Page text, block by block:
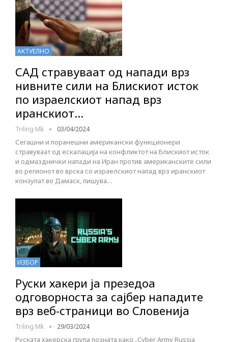
АКТУЕЛНО
САД стравуваат од напади врз
нивните сили на Блискиот исток
по израелскиот напад врз
иранскиот…
Triling Mk 03/04/2024
Сегашни и поранешни американски функционери
стравуваат од ескалација на конфликтот на Блискиот исток
и одмазднички напади на Иран против американските сили
во регионот во врска со израелскиот напад врз иранскиот
конзулат во Дамаск, пишува…
ИЗБОР
Руски хакери ја презедоа
одговорноста за сајбер нападите
врз веб-страници во Словенија
Triling Mk 29/03/2024
Руската хакерска група позната како „Cyber Army Russia